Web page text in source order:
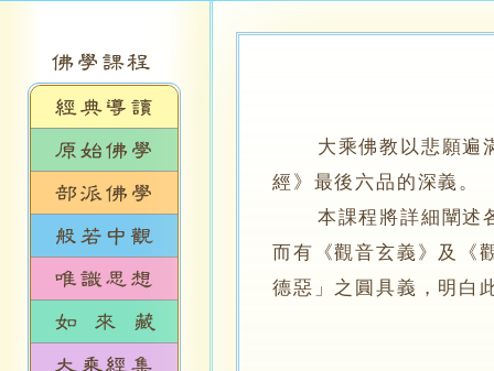
大乘佛教以悲願遍
經》最後六品的深義。
本課程將詳細闡述各
而有《觀音玄義》及《
德惡」之圓具義，明白